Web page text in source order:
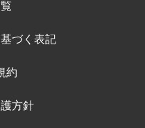
づく表記
約
方針